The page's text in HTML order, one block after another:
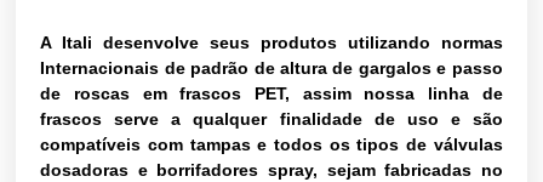
A Itali desenvolve seus produtos utilizando normas
Internacionais de padrão de altura de gargalos e passo
de roscas em frascos PET, assim nossa linha de
frascos serve a qualquer finalidade de uso e são
compatíveis com tampas e todos os tipos de válvulas
dosadoras e borrifadores spray, sejam fabricadas no